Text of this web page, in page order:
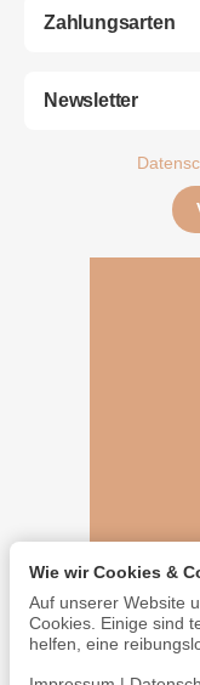
Zahlungsarten
Newsletter
Wie wir Cookies &
Auf unserer Website
Cookies. Einige sind
helfen, eine